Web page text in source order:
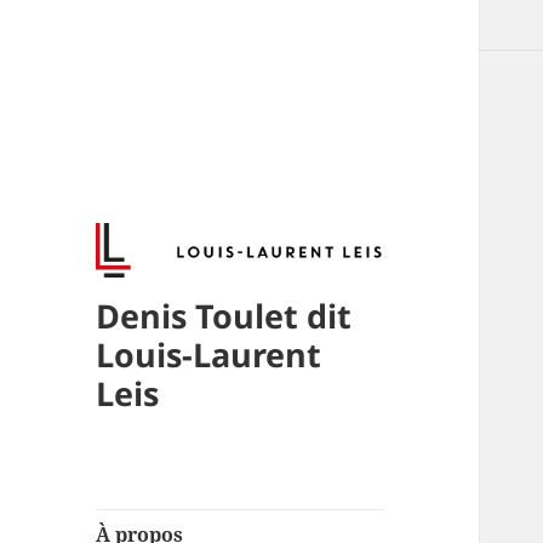
Denis Toulet dit
Louis-Laurent
Leis
À propos